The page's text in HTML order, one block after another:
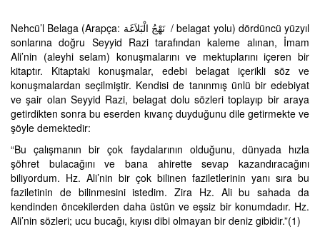
Nehcü’l Belaga (Arapça: نَهْجُ الْبَلاَغَة ‎ / belagat yolu) dördüncü yüzyıl
sonlarına doğru Seyyid Razi tarafından kaleme alınan, İmam
Ali’nin (aleyhi selam) konuşmalarını ve mektuplarını içeren bir
kitaptır. Kitaptaki konuşmalar, edebi belagat içerikli söz ve
konuşmalardan seçilmiştir. Kendisi de tanınmış ünlü bir edebiyat
ve şair olan Seyyid Razi, belagat dolu sözleri toplayıp bir araya
getirdikten sonra bu eserden kıvanç duyduğunu dile getirmekte ve
şöyle demektedir:
“Bu çalışmanın bir çok faydalarının olduğunu, dünyada hızla
şöhret bulacağını ve bana ahirette sevap kazandıracağını
biliyordum. Hz. Ali’nin bir çok bilinen faziletlerinin yanı sıra bu
faziletinin de bilinmesini istedim. Zira Hz. Ali bu sahada da
kendinden öncekilerden daha üstün ve eşsiz bir konumdadır. Hz.
Ali’nin sözleri; ucu bucağı, kıyısı dibi olmayan bir deniz gibidir.”(1)